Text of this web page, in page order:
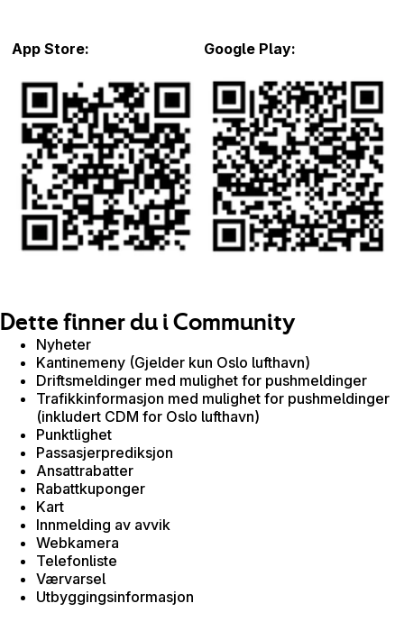
App Store: Google Play:
Dette finner du i Community
Nyheter
Kantinemeny (Gjelder kun Oslo lufthavn)
Driftsmeldinger med mulighet for pushmeldinger
Trafikkinformasjon med mulighet for pushmeldinger
(inkludert CDM for Oslo lufthavn)
Punktlighet
Passasjerprediksjon
Ansattrabatter
Rabattkuponger
Kart
Innmelding av avvik
Webkamera
Telefonliste
Værvarsel
Utbyggingsinformasjon